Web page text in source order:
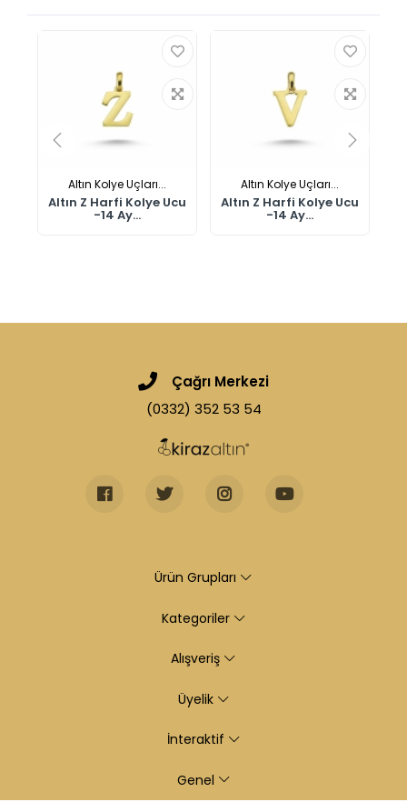
Altın Kolye Uçları...
Altın Z Harfi Kolye Ucu
-14 Ay...
Altın Kolye Uçları...
Altın Z Harfi Kolye Ucu
-14 Ay...
Çağrı Merkezi
(0332) 352 53 54
Ürün Grupları
Kategoriler
Alışveriş
Üyelik
İnteraktif
Genel